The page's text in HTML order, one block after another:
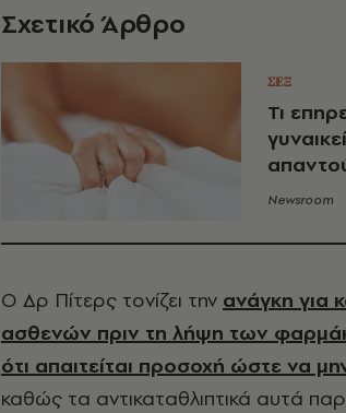
Σχετικό Άρθρο
ΣΕΞ
Τι
Newsroom
Ο Δρ Πίτερς τονίζει την ανάγκη για
ασθενών πριν τη λήψη των
ότι απαιτείται προσοχή ώστε να
καθώς τα αντικαταθλιπτικά αυτά